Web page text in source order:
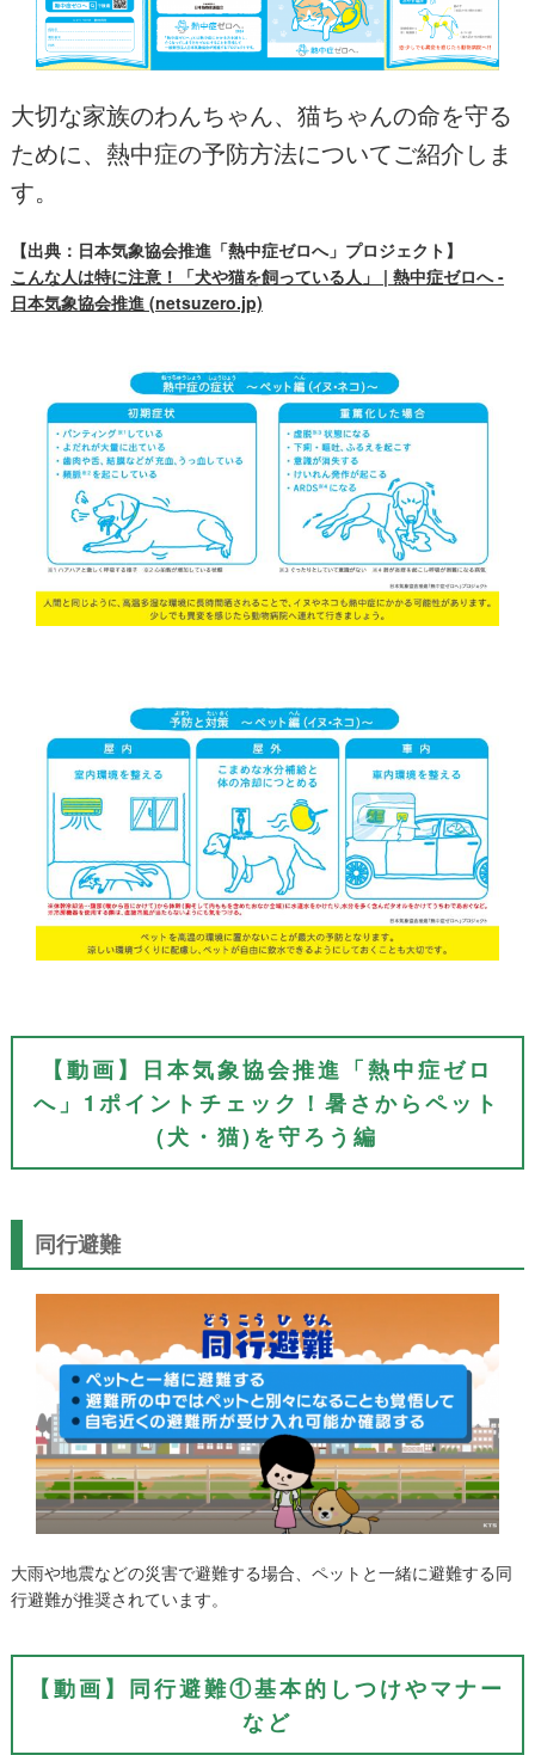
大切な家族のわんちゃん、猫ちゃんの命を守る
ために、熱中症の予防方法についてご紹介しま
す。
【出典：日本気象協会推進「熱中症ゼロへ」プロジェクト】
こんな人は特に注意！「犬や猫を飼っている人」 | 熱中症ゼロへ -
日本気象協会推進 (netsuzero.jp)
【動画】日本気象協会推進「熱中症ゼロ
へ」1ポイントチェック！暑さからペット
(犬・猫)を守ろう編
同行避難
大雨や地震などの災害で避難する場合、ペットと一緒に避難する同
行避難が推奨されています。
【動画】同行避難①基本的しつけやマナー
など